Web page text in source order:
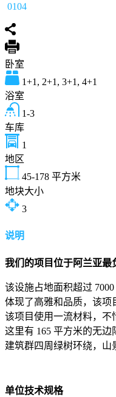
0104
卧室
1+1, 2+1, 3+1, 4+1
浴室
1-3
车库
1
地区
45-178 平方米
地块大小
3
说明
我们的项目位于阿兰亚最
该设施占地面积超过
体现了高雅和品质，该项
该项目使用一流材料，不
这里有 165 平方米的无
建筑群四周绿树环绕，山
单位技术规格